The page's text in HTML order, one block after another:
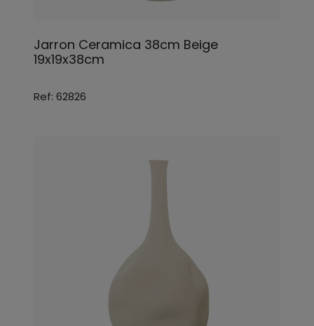
Jarron Ceramica 38cm Beige
19x19x38cm
Ref: 62826